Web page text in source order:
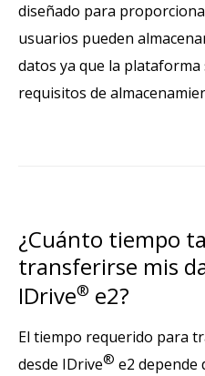
diseñado para
usuarios pueden
datos ya que la plataforma
requisitos de
¿Cuánto tiempo
transferirse mis
IDrive® e2?
El tiempo requerido para
desde IDrive® e2 depende